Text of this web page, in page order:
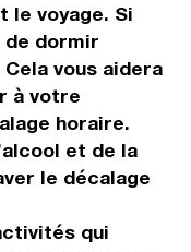
le voyage. Si
de dormir
vous aidera
à votre
horaire.
et de la
le décalage
qui